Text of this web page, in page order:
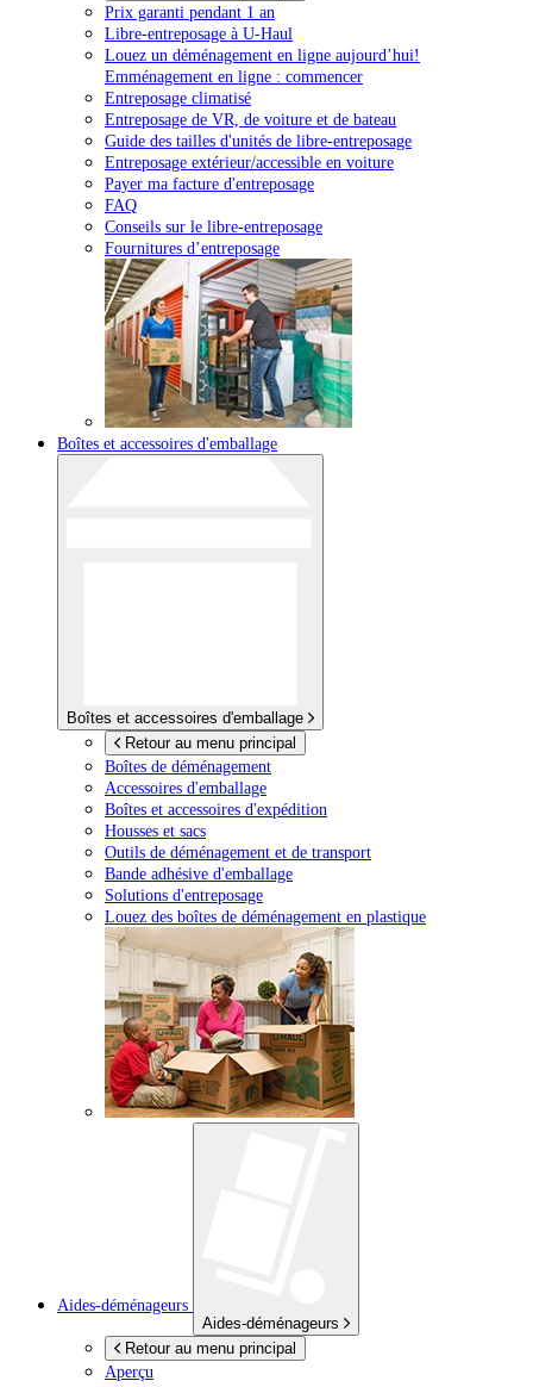
Prix garanti pendant 1 an
Libre-entreposage à U-Haul
Louez un déménagement en ligne aujourd’hui!
Emménagement en ligne : commencer
Entreposage climatisé
Entreposage de VR, de voiture et de bateau
Guide des tailles d'unités de libre-entreposage
Entreposage extérieur/accessible en voiture
Payer ma facture d'entreposage
FAQ
Conseils sur le libre-entreposage
Fournitures d’entreposage
Boîtes et accessoires d'emballage
Boîtes et accessoires d'emballage
Retour au menu principal
Boîtes de déménagement
Accessoires d'emballage
Boîtes et accessoires d'expédition
Housses et sacs
Outils de déménagement et de transport
Bande adhésive d'emballage
Solutions d'entreposage
Louez des boîtes de déménagement en plastique
Aides-déménageurs
Aides-déménageurs
Retour au menu principal
Aperçu